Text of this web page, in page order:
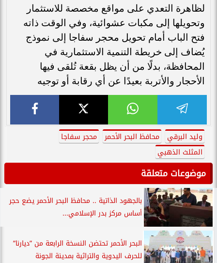
لظاهرة التعدي على مواقع مخصصة للاستثمار
وتحويلها إلى مكبات عشوائية، وفي الوقت ذاته
فتح الباب أمام تحويل محجر سفاجا إلى نموذج
يُضاف إلى خريطة التنمية الاستثمارية في
المحافظة، بدلًا من أن يظل بقعة تُلقى فيها
الأحجار والأتربة بعيدًا عن أي رقابة أو توجيه
وليد البرقي محافظ البحر الأحمر
محجر سفاجا
المثلث الذهبي
موضوعات متعلقة
بالجهود الذاتية .. محافظ البحر الأحمر يضع حجر
أساس مركز بدر الإسلامي...
البحر الأحمر تحتضن النسخة الرابعة من ”ديارنا”
للحرف اليدوية والتراثية بمدينة الجونة